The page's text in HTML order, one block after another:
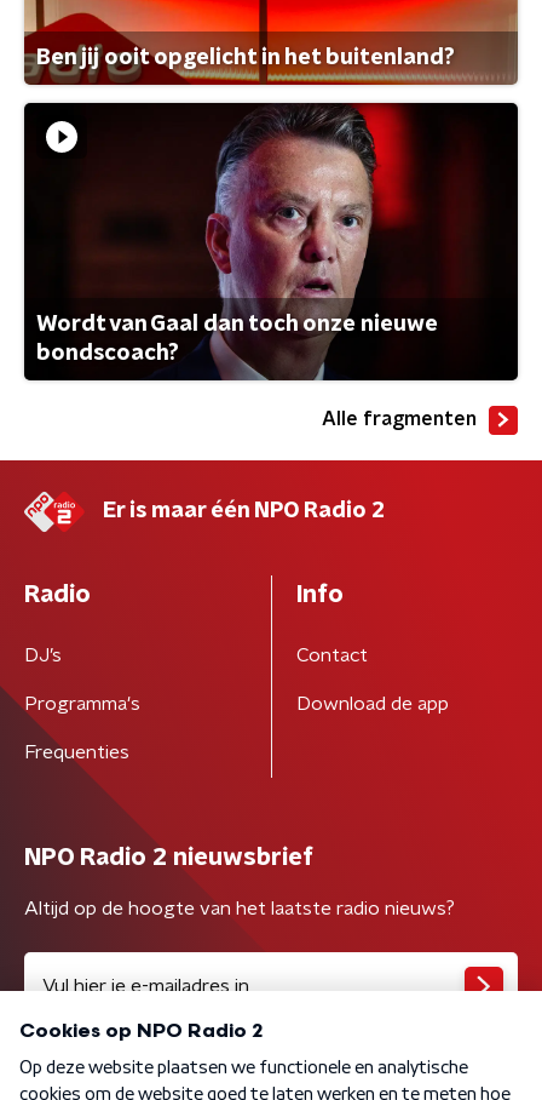
Ben jij ooit opgelicht in het buitenland?
Wordt van Gaal dan toch onze nieuwe
bondscoach?
Alle fragmenten
Er is maar één NPO Radio 2
Radio
DJ’s
Programma's
Frequenties
Info
Contact
Download de app
NPO Radio 2 nieuwsbrief
Altijd op de hoogte van het laatste radio nieuws?